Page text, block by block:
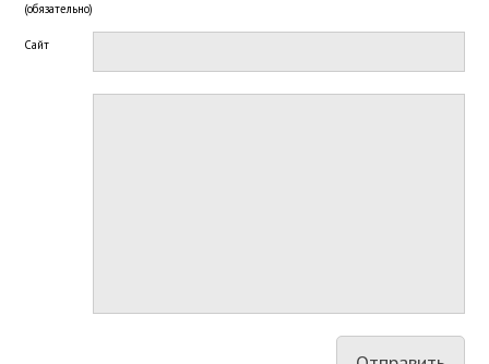
(обязательно)
Сайт